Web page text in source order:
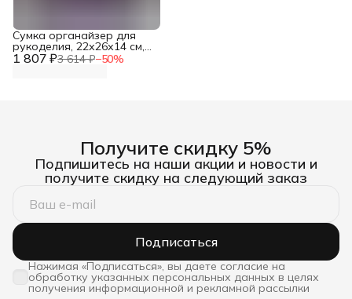
1 807 ₽3 614 ₽−50%
Сумка органайзер для
рукоделия, 22х26х14 см,
Hobby&Pro
Получите скидку 5%
Подпишитесь на наши акции и новости и
получите скидку на следующий заказ
Подписаться
Нажимая «Подписаться», вы даете согласие на
обработку указанных персональных данных в целях
получения информационной и рекламной рассылки